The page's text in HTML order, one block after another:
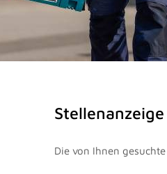
Die von Ihnen